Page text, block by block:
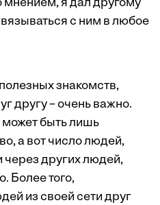
мнением, я дал другому
с ним в любое
знакомств,
другу – очень важно.
может быть лишь
а вот число людей,
через других людей,
Более того,
из своей сети друг